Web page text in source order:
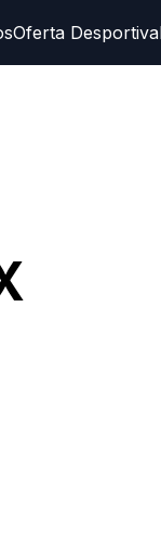
Oferta Desportiva